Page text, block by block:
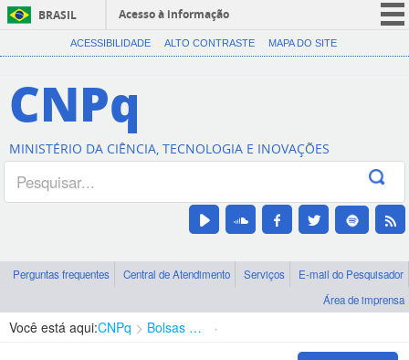
BRASIL
Acesso à informação
CORONAVÍRUS (COVID-19)
Canais
ACESSIBILIDADE ALTO CONTRASTE MAPA DO SITE
CNPq
MINISTÉRIO DA CIÊNCIA, TECNOLOGIA E INOVAÇÕES
Perguntas frequentes Central de Atendimento Serviços
E-mail do Pesquisador
Área de imprensa
Você está aqui:CNPq Bolsas e Auxílios Vigentes